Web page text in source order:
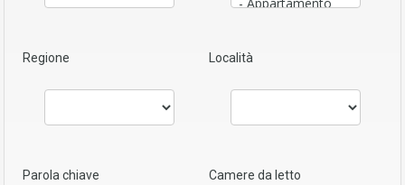
Regione Località
Parola chiave Camere da letto